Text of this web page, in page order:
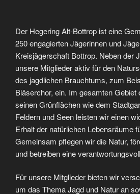
Der Hegering Alt-Bottrop ist eine
250 engagierten Jägerinnen und
Kreisjägerschaft Bottrop. Neben der
unsere Mitglieder aktiv für den
des jagdlichen Brauchtums, zum
Bläserchor, ein. Im gesamten Gebiet
seinen Grünflächen wie dem
Feldern und Seen leisten wir einen
Erhalt der natürlichen Lebensräume
Gemeinsam pflegen wir die Natur,
und betreiben eine
Für unsere Mitglieder bieten wir
um das Thema Jagd und Natur an